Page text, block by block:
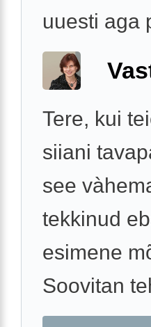
uuesti aga
Tere, kui
siiani
see
tekkinud
esimene
Soovitan